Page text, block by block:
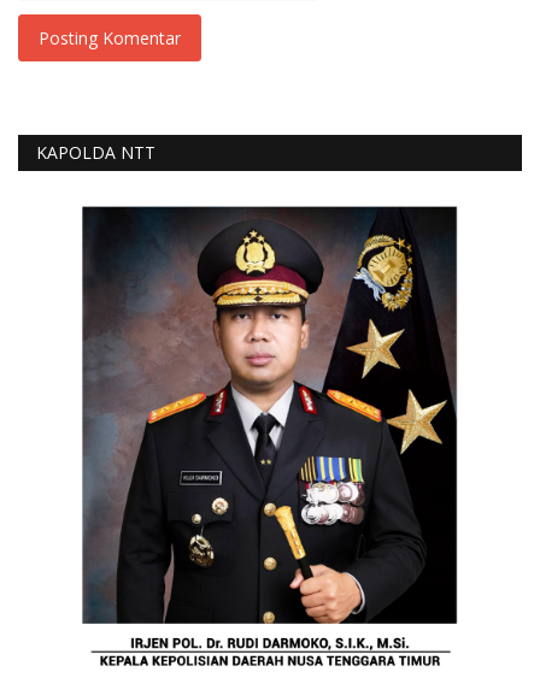
Posting Komentar
KAPOLDA NTT